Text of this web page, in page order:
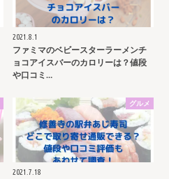
2021.8.1
ファミマのベビースターラーメンチ
ョコアイスバーのカロリーは？値段
や口コミ…
グルメ
2021.7.18